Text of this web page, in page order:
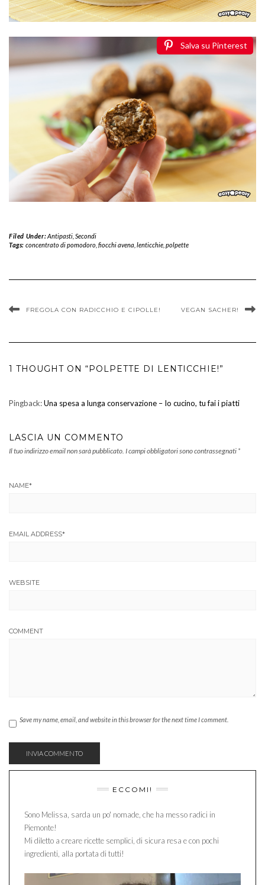
Salva su Pinterest
Filed Under:Antipasti, Secondi
Tags: concentrato di pomodoro, fiocchi avena lenticchie, polpette
FREGOLA CON RADICCHIO E CIPOLLE! VEGAN SACHER!
1 THOUGHT ON “POLPETTE DI LENTICCHIE!”
Pingback:Una spesa a lunga conservazione – Io cucino, tu fai i piatti
LASCIA UN COMMENTO
Il tuo indirizzo email non sarà pubblicato. I campi obbligatori sono contrassegnati *
NAME*
EMAIL ADDRESS*
WEBSITE
COMMENT
Save my name, email, and website in this browser for the next time I comment.
ECCOMI!
Sono Melissa, sarda un po' nomade, che ha messo radici in
Piemonte!
Mi diletto a creare ricette semplici, di sicura resa e con pochi
ingredienti, alla portata di tutti!